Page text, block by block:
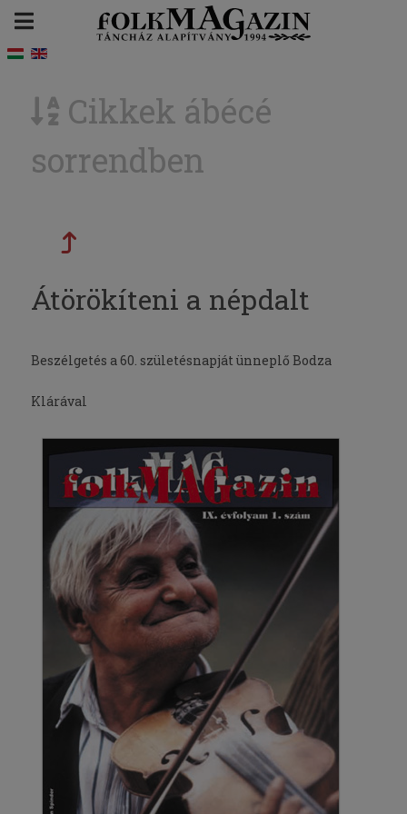
Cikkek ábécé
sorrendben
Átörökíteni a népdalt
Beszélgetés a 60. születésnapját ünneplő Bodza
Klárával